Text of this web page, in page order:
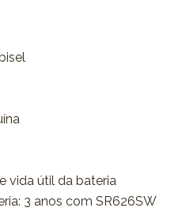
vida útil da bateria
3 anos com SR626SW